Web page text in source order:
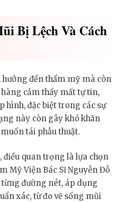
Bị Lệch Và Cách
đến thẩm mỹ mà còn
cảm thấy mất tự tin,
hình, đặc biệt trong các sự
này còn gây khó khăn
tái phẫu thuật.
quan trọng là lựa chọn
Mỹ Viện Bác Sĩ Nguyễn Đỗ
đường nét, áp dụng
xác, từ đo vẽ sống mũi